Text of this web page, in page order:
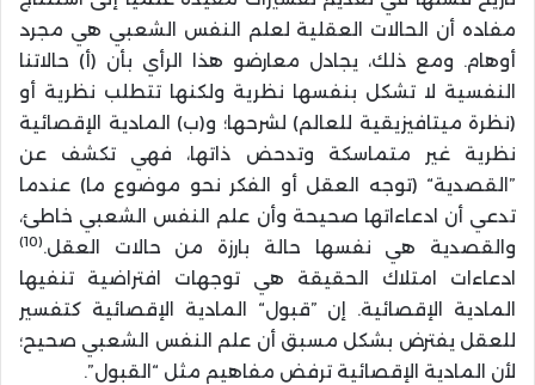
مفاده أن الحالات العقلية لعلم النفس الشعبي هي مجرد
أوهام. ومع ذلك، يجادل معارضو هذا الرأي بأن (أ) حالاتنا
النفسية لا تشكل بنفسها نظرية ولكنها تتطلب نظرية أو
(نظرة ميتافيزيقية للعالم) لشرحها؛ و(ب) المادية الإقصائية
نظرية غير متماسكة وتدحض ذاتها، فهي تكشف عن
”القصدية“ (توجه العقل أو الفكر نحو موضوع ما) عندما
تدعي أن ادعاءاتها صحيحة وأن علم النفس الشعبي خاطئ،
والقصدية هي نفسها حالة بارزة من حالات العقل.(10)
ادعاءات امتلاك الحقيقة هي توجهات افتراضية تنفيها
المادية الإقصائية. إن ”قبول“ المادية الإقصائية كتفسير
للعقل يفترض بشكل مسبق أن علم النفس الشعبي صحيح؛
لأن المادية الإقصائية ترفض مفاهيم مثل “القبول”.